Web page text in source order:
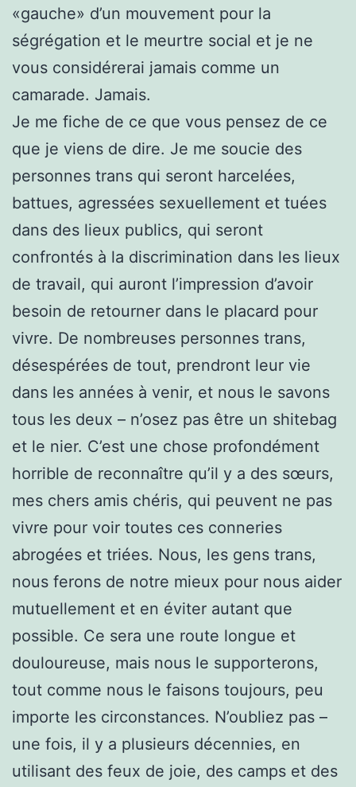
«gauche» d’un mouvement pour la
ségrégation et le meurtre social et je ne
vous considérerai jamais comme un
camarade. Jamais.
Je me fiche de ce que vous pensez de ce
que je viens de dire. Je me soucie des
personnes trans qui seront harcelées,
battues, agressées sexuellement et tuées
dans des lieux publics, qui seront
confrontés à la discrimination dans les lieux
de travail, qui auront l’impression d’avoir
besoin de retourner dans le placard pour
vivre. De nombreuses personnes trans,
désespérées de tout, prendront leur vie
dans les années à venir, et nous le savons
tous les deux – n’osez pas être un shitebag
et le nier. C’est une chose profondément
horrible de reconnaître qu’il y a des sœurs,
mes chers amis chéris, qui peuvent ne pas
vivre pour voir toutes ces conneries
abrogées et triées. Nous, les gens trans,
nous ferons de notre mieux pour nous aider
mutuellement et en éviter autant que
possible. Ce sera une route longue et
douloureuse, mais nous le supporterons,
tout comme nous le faisons toujours, peu
importe les circonstances. N’oubliez pas –
une fois, il y a plusieurs décennies, en
utilisant des feux de joie, des camps et des